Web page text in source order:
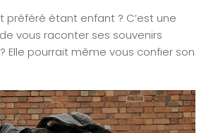
préféré étant enfant ? C’est une
vous raconter ses souvenirs
Elle pourrait même vous confier son